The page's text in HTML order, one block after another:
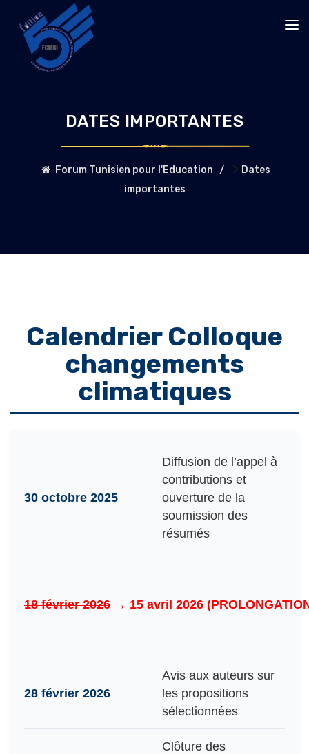
DATES IMPORTANTES
Forum Tunisien pour l'Education > Dates
importantes
Calendrier Colloque
changements
climatiques
30 octobre 2025
Diffusion de l’appel à
contributions et
ouverture de la
soumission des
résumés
18 février 2026 → 15 avril 2026
28 février 2026
Avis aux auteurs sur
les propositions
sélectionnées
Clôture des